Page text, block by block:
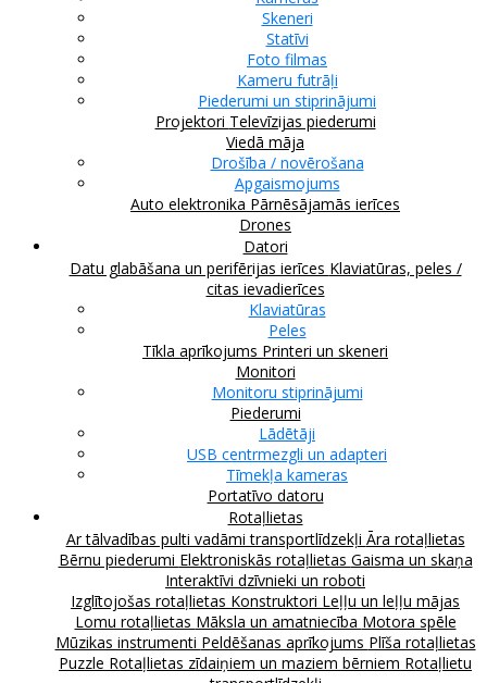
Skeneri
Statīvi
Foto filmas
Kameru futrāļi
Piederumi un stiprinājumi
Projektori Televīzijas piederumi
Viedā māja
Drošība / novērošana
Apgaismojums
Auto elektronika Pārnēsājamās ierīces
Drones
Datori
Datu glabāšana un perifērijas ierīces Klaviatūras, peles /
citas ievadierīces
Klaviatūras
Peles
Tīkla aprīkojums Printeri un skeneri
Monitori
Monitoru stiprinājumi
Piederumi
Lādētāji
USB centrmezgli un adapteri
Tīmekļa kameras
Portatīvo datoru
Rotaļlietas
Ar tālvadības pulti vadāmi transportlīdzekļi Āra rotaļlietas
Bērnu piederumi Elektroniskās rotaļlietas Gaisma un skaņa
Interaktīvi dzīvnieki un roboti
Izglītojošas rotaļlietas Konstruktori Leļļu un leļļu mājas
Lomu rotaļlietas Māksla un amatniecība Motora spēle
Mūzikas instrumenti Peldēšanas aprīkojums Plīša rotaļlietas
Puzzle Rotaļlietas zīdaiņiem un maziem bērniem Rotaļlietu